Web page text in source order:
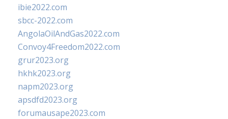
ibie2022.com
sbcc-2022.com
AngolaOilAndGas2022.com
Convoy4Freedom2022.com
grur2023.org
hkhk2023.org
napm2023.org
apsdfd2023.org
forumausape2023.com